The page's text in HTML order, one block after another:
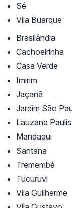
Sé
Vila Buarque
Brasilândia
Cachoeirinha
Casa Verde
Imirim
Jaçanã
Jardim São
Lauzane
Mandaqui
Santana
Tremembé
Tucuruvi
Vila Guilherme